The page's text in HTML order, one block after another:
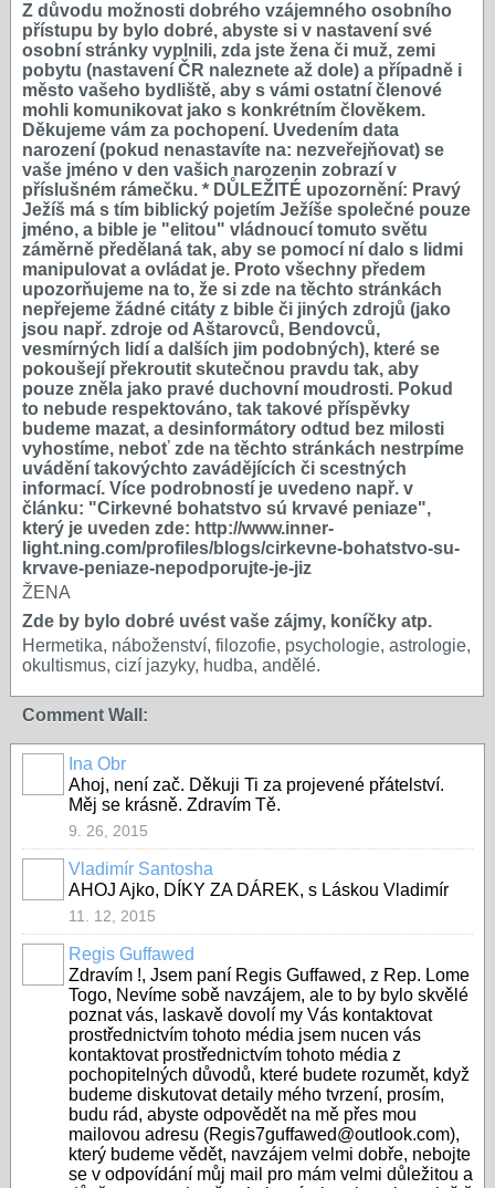
Z důvodu možnosti dobrého vzájemného osobního
přístupu by bylo dobré, abyste si v nastavení své
osobní stránky vyplnili, zda jste žena či muž, zemi
pobytu (nastavení ČR naleznete až dole) a případně i
město vašeho bydliště, aby s vámi ostatní členové
mohli komunikovat jako s konkrétním člověkem.
Děkujeme vám za pochopení. Uvedením data
narození (pokud nenastavíte na: nezveřejňovat) se
vaše jméno v den vašich narozenin zobrazí v
příslušném rámečku. * DŮLEŽITÉ upozornění: Pravý
Ježíš má s tím biblický pojetím Ježíše společné pouze
jméno, a bible je "elitou" vládnoucí tomuto světu
záměrně předělaná tak, aby se pomocí ní dalo s lidmi
manipulovat a ovládat je. Proto všechny předem
upozorňujeme na to, že si zde na těchto stránkách
nepřejeme žádné citáty z bible či jiných zdrojů (jako
jsou např. zdroje od Aštarovců, Bendovců,
vesmírných lidí a dalších jim podobných), které se
pokoušejí překroutit skutečnou pravdu tak, aby
pouze zněla jako pravé duchovní moudrosti. Pokud
to nebude respektováno, tak takové příspěvky
budeme mazat, a desinformátory odtud bez milosti
vyhostíme, neboť zde na těchto stránkách nestrpíme
uvádění takovýchto zavádějících či scestných
informací. Více podrobností je uvedeno např. v
článku: "Cirkevné bohatstvo sú krvavé peniaze",
který je uveden zde: http://www.inner-
light.ning.com/profiles/blogs/cirkevne-bohatstvo-su-
krvave-peniaze-nepodporujte-je-jiz
ŽENA
Zde by bylo dobré uvést vaše zájmy, koníčky atp.
Hermetika, náboženství, filozofie, psychologie, astrologie,
okultismus, cizí jazyky, hudba, andělé.
Comment Wall:
Ina Obr
Ahoj, není zač. Děkuji Ti za projevené přátelství.
Měj se krásně. Zdravím Tě.
9. 26, 2015
Vladimír Santosha
AHOJ Ajko, DÍKY ZA DÁREK, s Láskou Vladimír
11. 12, 2015
Regis Guffawed
Zdravím !, Jsem paní Regis Guffawed, z Rep. Lome
Togo, Nevíme sobě navzájem, ale to by bylo skvělé
poznat vás, laskavě dovolí my Vás kontaktovat
prostřednictvím tohoto média jsem nucen vás
kontaktovat prostřednictvím tohoto média z
pochopitelných důvodů, které budete rozumět, když
budeme diskutovat detaily mého tvrzení, prosím,
budu rád, abyste odpovědět na mě přes mou
mailovou adresu (Regis7guffawed@outlook.com),
který budeme vědět, navzájem velmi dobře, nebojte
se v odpovídání můj mail pro mám velmi důležitou a